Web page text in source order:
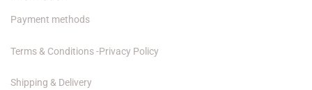
Payment methods
Terms & Conditions -Privacy Policy
Shipping & Delivery